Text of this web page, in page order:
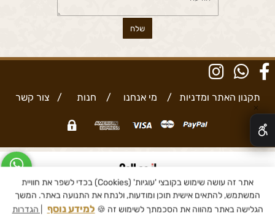
תקנון האתר ומדניות / מי אנחנו / חנות / צור קשר
בניית אתרים
✕
אתר זה עושה שימוש בקובצי 'עוגיות' (Cookies) בכדי לשפר את חוויית
המשתמש, להתאים אישית תוכן ומודעות, ולנתח את התנועה באתר. המשך
הגלישה באתר מהווה את הסכמתך לשימוש זה 🍪 למידע נוסף | הגדרות